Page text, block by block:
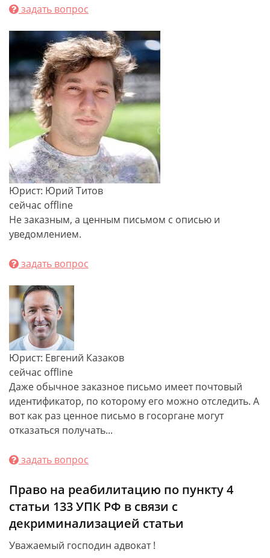
задать вопрос
Юрист: Юрий Титов
сейчас offline
Не заказным, а ценным письмом с описью и
уведомлением.
задать вопрос
Юрист: Евгений Казаков
сейчас offline
Даже обычное заказное письмо имеет почтовый
идентификатор, по которому его можно отследить. А
вот как раз ценное письмо в госоргане могут
отказаться получать...
задать вопрос
Право на реабилитацию по пункту 4
статьи 133 УПК РФ в связи с
декриминализацией статьи
Уважаемый господин адвокат !